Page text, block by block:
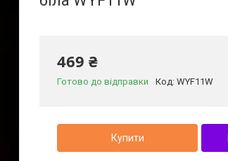
469 ₴
Готово до відправки Код: WYF11W
Купити